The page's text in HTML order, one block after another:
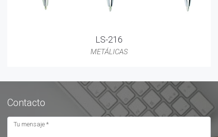
LS-216
METÁLICAS
Contacto